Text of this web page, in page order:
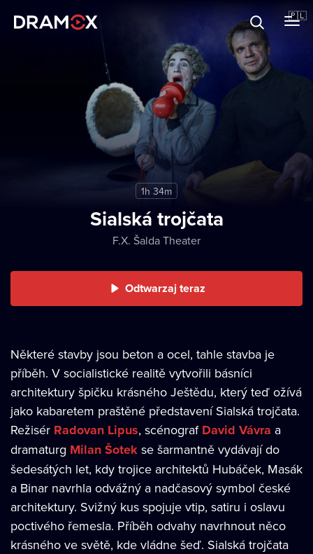
🇵🇱
Karty podarunkowe
Zarejestruj się
1h 34m
Sialská trojčata
F.X. Šalda Theater
Odtwarzaj teraz
Některé stavby jsou beton a ocel, tahle stavba je
příběh. V socialistické realitě vytvořili básníci
architektury špičku krásného Ještědu, který teď ožívá
jako kabaretem praštěné představení Sialská trojčata.
Režisér Radovan Lipus, scénograf David Vávra a
dramaturg Milan Šotek se šarmantně vydávají do
šedesátých let, kdy trojice architektů Hubáček, Masák
a Binar navrhla odvážný a nadčasový symbol české
architektury. Svižný kus spojuje vtip, satiru i oslavu
poctivého řemesla. Příběh odvahy navrhnout něco
krásného ve světě, kde vládne šeď. Sialská trojčata